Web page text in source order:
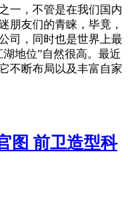
一，不管是在我们国内
朋友们的青睐，毕竟，
司，同时也是世界上最
地位”自然很高。最近
不断布局以及丰富自家
图 前卫造型科